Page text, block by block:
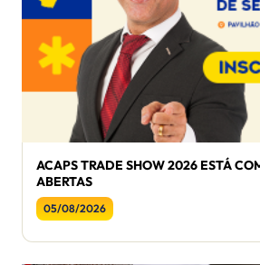
ACAPS TRADE SHOW 2026 ESTÁ
ABERTAS
05/08/2026